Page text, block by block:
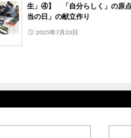
生」④】 「自分らしく」の原
当の日」の献立作り
2025年7月23日